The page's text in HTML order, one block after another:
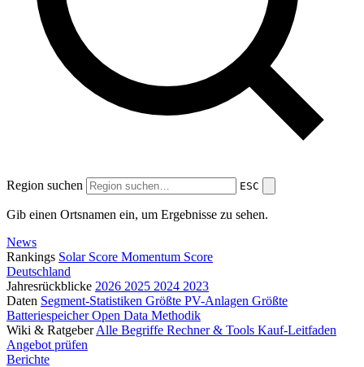
Region suchen ESC
Gib einen Ortsnamen ein, um Ergebnisse zu sehen.
News
Rankings Solar Score Momentum Score
Deutschland
Jahresrückblicke 2026 2025 2024 2023
Daten Segment-Statistiken Größte PV-Anlagen Größte
BatteriespeicherOpen Data Methodik
Wiki & Ratgeber Alle Begriffe Rechner & Tools Kauf-Leitfaden
Angebot prüfen
Berichte